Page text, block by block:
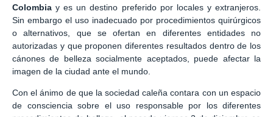
Colombia y es un destino preferido por locales y extranjeros.
Sin embargo el uso inadecuado por procedimientos quirúrgicos
o alternativos, que se ofertan en diferentes entidades no
autorizadas y que proponen diferentes resultados dentro de los
cánones de belleza socialmente aceptados, puede afectar la
imagen de la ciudad ante el mundo.
Con el ánimo de que la sociedad caleña contara con un espacio
de consciencia sobre el uso responsable por los diferentes